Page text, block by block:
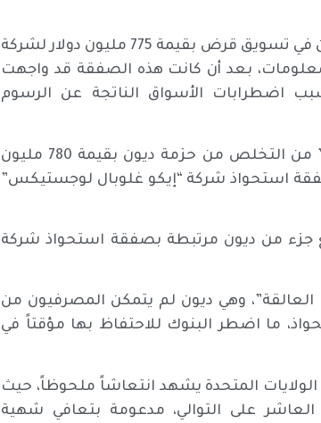
وبحسب التقرير، يقود “بنك مونتريال” مجموعة من المقرضين في تسويق قرض بقيمة 775 مليون دولار لشركة
بعد أن كانت هذه الصفقة قد واجهت
اضطرابات الأسواق الناتجة عن الرسوم
وفي سياق مشابه، تقترب مجموعة بنوك بقيادة “يو.بي.إس” من التخلص من حزمة ديون بقيمة 780 مليون
استحواذ شركة “إيكو غلوبال لوجستيكس”
من ديون مرتبطة بصفقة استحواذ شركة
وهي ديون لم يتمكن المصرفيون من
ما اضطر البنوك للاحتفاظ بها مؤقتاً في
المتحدة يشهد انتعاشاً ملحوظاً، حيث
على التوالي، مدعومة بتعافي شهية